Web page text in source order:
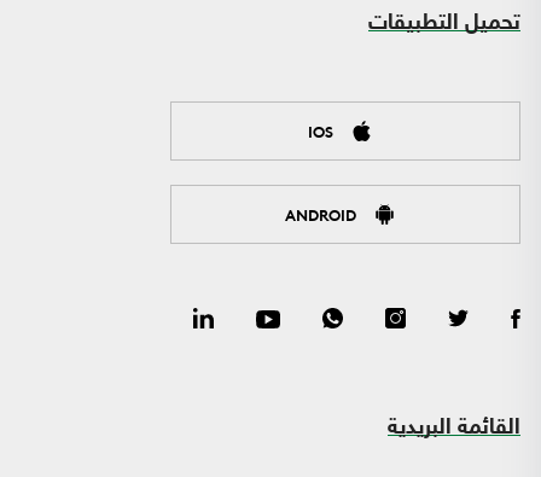
تحميل التطبيقات
IOS
ANDROID
القائمة البريدية